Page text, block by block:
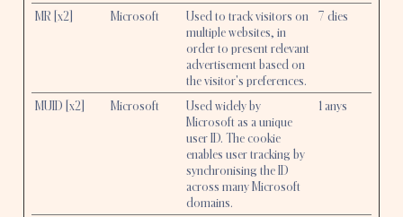
MR [x2] Microsoft
Used to track visitors on
multiple websites, in
order to present relevant
advertisement based on
the visitor's preferences.
7 dies
MUID [x2] Microsoft
Used widely by
Microsoft as a unique
user ID. The cookie
enables user tracking by
synchronising the ID
across many Microsoft
domains.
1 anys